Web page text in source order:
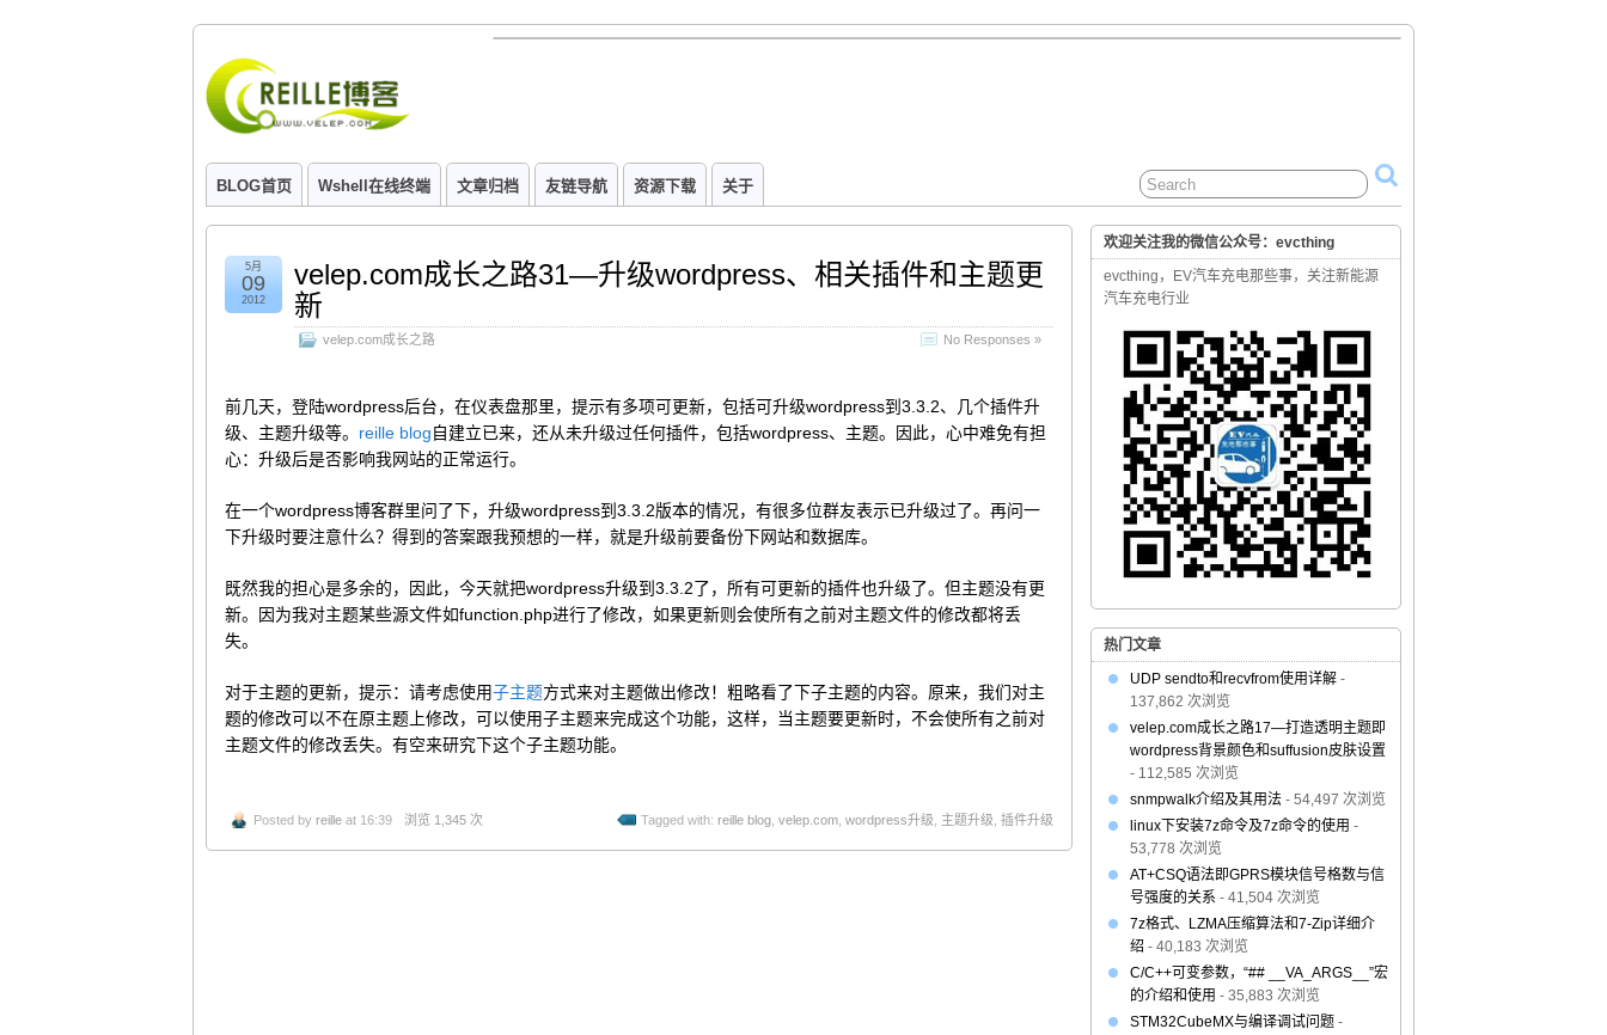
BLOG首页 Wshell在线终端 文章归档 友链导航 资源下载 关于
velep.com成长之路31—升级wordpress、相关插件和主题更
新
velep.com成长之路 No Responses »
5月
09
2012
前几天，登陆wordpress后台，在仪表盘那里，提示有多项可更新，包括可升级wordpress到3.3.2、几个插件升
级、主题升级等。 reille blog自建立已来，还从未升级过任何插件，包括wordpress、主题。因此，心中难免有担
心：升级后是否影响我网站的正常运行。
在一个wordpress博客群里问了下，升级wordpress到3.3.2版本的情况，有很多位群友表示已升级过了。再问一
下升级时要注意什么？得到的答案跟我预想的一样，就是升级前要备份下网站和数据库。
既然我的担心是多余的，因此，今天就把wordpress升级到3.3.2了，所有可更新的插件也升级了。但主题没有更
新。因为我对主题某些源文件如function.php进行了修改，如果更新则会使所有之前对主题文件的修改都将丢
失。
对于主题的更新，提示：请考虑使用子主题方式来对主题做出修改！粗略看了下子主题的内容。原来，我们对主
题的修改可以不在原主题上修改，可以使用子主题来完成这个功能，这样，当主题要更新时，不会使所有之前对
主题文件的修改丢失。有空来研究下这个子主题功能。
Posted by reille at 16:39 浏览 1,345 次 Tagged with: reille blog, velep.com, wordpress升级, 主题升级, 插件升级
欢迎关注我的微信公众号：evcthing
evcthing，EV汽车充电那些事，关注新能源
汽车充电行业
热门文章
UDP sendto和recvfrom使用详解 -
137,862 次浏览
velep.com成长之路17—打造透明主题即
wordpress背景颜色和suffusion皮肤设置
- 112,585 次浏览
snmpwalk介绍及其用法 - 54,497 次浏览
linux下安装7z命令及7z命令的使用 -
53,778 次浏览
AT+CSQ语法即GPRS模块信号格数与信
号强度的关系 - 41,504 次浏览
7z格式、LZMA压缩算法和7-Zip详细介
绍 - 40,183 次浏览
C/C++可变参数，“## __VA_ARGS__”宏
的介绍和使用 - 35,883 次浏览
STM32CubeMX与编译调试问题 -